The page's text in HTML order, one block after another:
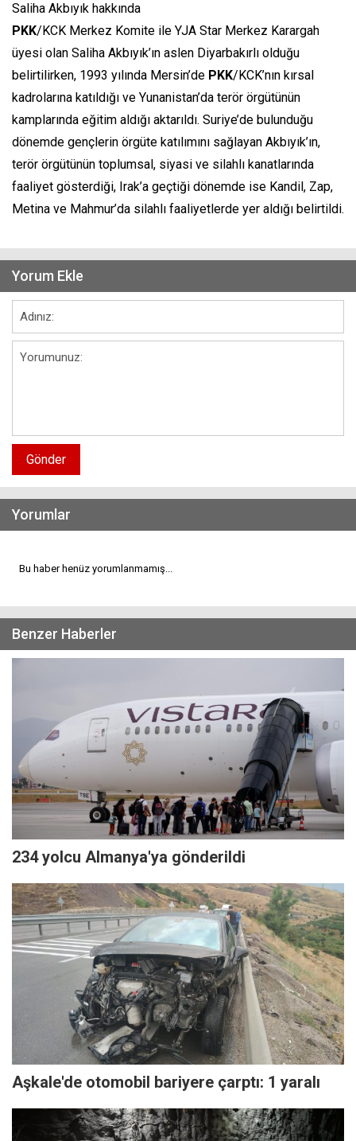
Saliha Akbıyık hakkında
PKK/KCK Merkez Komite ile YJA Star Merkez Karargah
üyesi olan Saliha Akbıyık’ın aslen Diyarbakırlı olduğu
belirtilirken, 1993 yılında Mersin’de PKK/KCK’nın kırsal
kadrolarına katıldığı ve Yunanistan’da terör örgütünün
kamplarında eğitim aldığı aktarıldı. Suriye’de bulunduğu
dönemde gençlerin örgüte katılımını sağlayan Akbıyık’ın,
terör örgütünün toplumsal, siyasi ve silahlı kanatlarında
faaliyet gösterdiği, Irak’a geçtiği dönemde ise Kandil, Zap,
Metina ve Mahmur’da silahlı faaliyetlerde yer aldığı belirtildi.
Yorum Ekle
Gönder
Yorumlar
Bu haber henüz yorumlanmamış...
Benzer Haberler
234 yolcu Almanya'ya gönderildi
Aşkale'de otomobil bariyere çarptı: 1 yaralı